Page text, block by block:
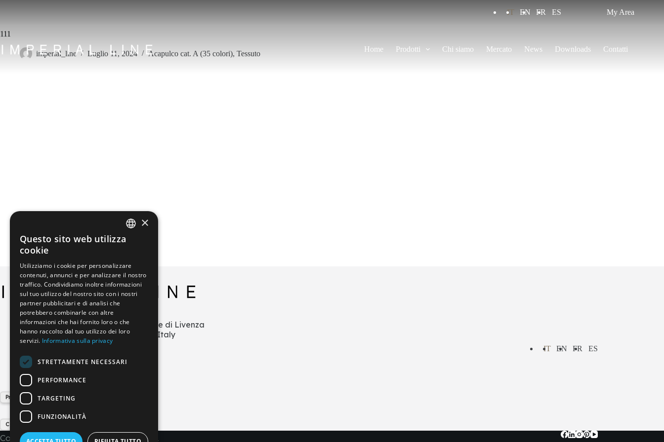
IT EN FR ES My Area
Home Prodotti Chi siamo Mercato News Downloads Contatti
111
imperial_line Luglio 11, 2024 Acapulco cat. A (35 colori), Tessuto
Via L.Zecchetto n.1 – ZI La Salute di Livenza
30029 San Stino di Livenza (VE) Italy
+39 0421 290378
info@imperial-line.com
Privacy Policy
Cookie Policy
IT EN FR ES
Copyright © 2026 - IMPERIAL LINE SRL
ENGLISH
FRENCH
×
Questo sito web utilizza
cookie
Utilizziamo i cookie per personalizzare
contenuti, annunci e per analizzare il nostro
traffico. Condividiamo inoltre informazioni
sul tuo utilizzo del nostro sito con i nostri
partner pubblicitari e di analisi che
potrebbero combinarle con altre
informazioni che hai fornito loro o che
hanno raccolto dal tuo utilizzo dei loro
servizi. Informativa sulla privacy
STRETTAMENTE NECESSARI
PERFORMANCE
TARGETING
FUNZIONALITÀ